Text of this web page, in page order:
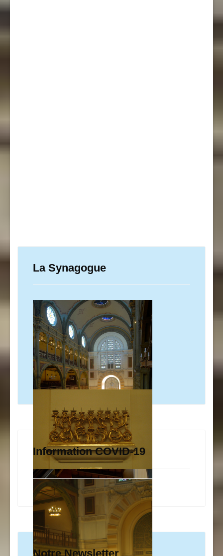
La Synagogue
Information COVID-19
Notre Newsletter